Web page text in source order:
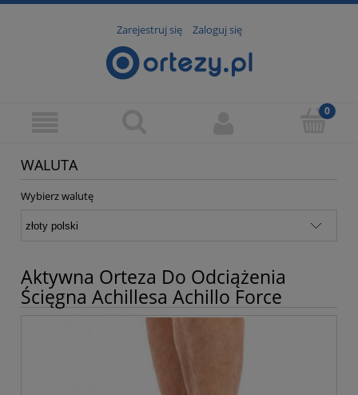
Zarejestruj się Zaloguj się
WALUTA
Wybierz walutę
Aktywna Orteza Do Odciążenia
Ścięgna Achillesa Achillo Force